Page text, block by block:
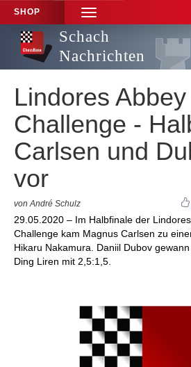
SHOP
TOGGLE
NAVIGATION
Schach
Nachrichten
Lindores
Challenge -
Carlsen und
vor
von André Schulz
29.05.2020 – Im Halbfinale der
Challenge kam Magnus Carlsen zu
Hikaru Nakamura. Daniil Dubov
Ding Liren mit 2,5:1,5.